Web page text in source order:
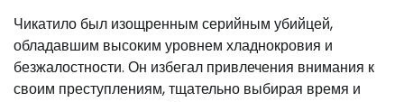
Чикатило был изощренным серийным убийцей,
обладавшим высоким уровнем хладнокровия и
безжалостности. Он избегал привлечения внимания к
своим преступлениям, тщательно выбирая время и